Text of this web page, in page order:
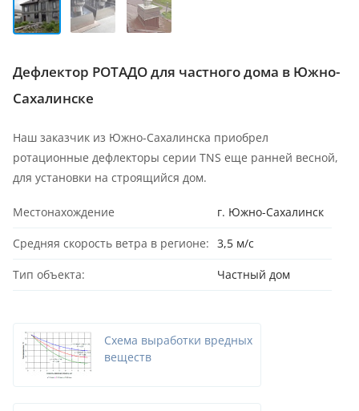
Дефлектор РОТАДО для частного дома в Южно-
Сахалинске
Наш заказчик из Южно-Сахалинска приобрел
ротационные дефлекторы серии TNS еще ранней весной,
для установки на строящийся дом.
Местонахождение г. Южно-Сахалинск
Средняя скорость ветра в регионе: 3,5 м/с
Тип объекта: Частный дом
Схема выработки вредных
веществ